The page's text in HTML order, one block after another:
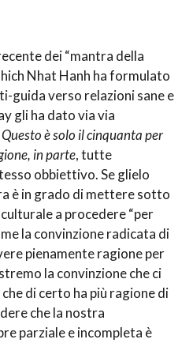
dei “mantra della
Nhat Hanh ha formulato
guida verso relazioni sane e
gli ha dato via via
Questo è solo il cinquanta per
in parte, tutte
obbiettivo. Se glielo
è in grado di mettere sotto
a procedere “per
la convinzione radicata di
pienamente ragione per
la convinzione che ci
di certo ha più ragione di
che la nostra
parziale e incompleta è